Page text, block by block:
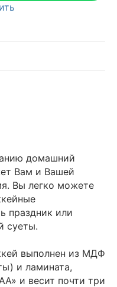
домашний
Вам и Вашей
Вы легко можете
праздник или
суеты.
выполнен из МДФ
и ламината,
и весит почти три